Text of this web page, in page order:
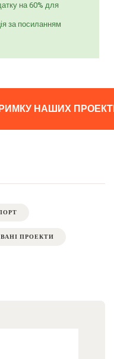
на 60% для
за посиланням
НАШИХ
ПРОЕКТИ